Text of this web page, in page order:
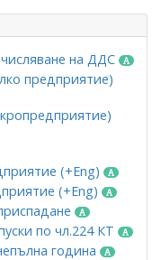
на ДДС
предприятие)
(+Eng)
(+Eng)
по чл.224 КТ
година